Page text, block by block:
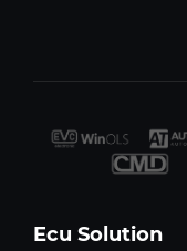
Ecu Solution